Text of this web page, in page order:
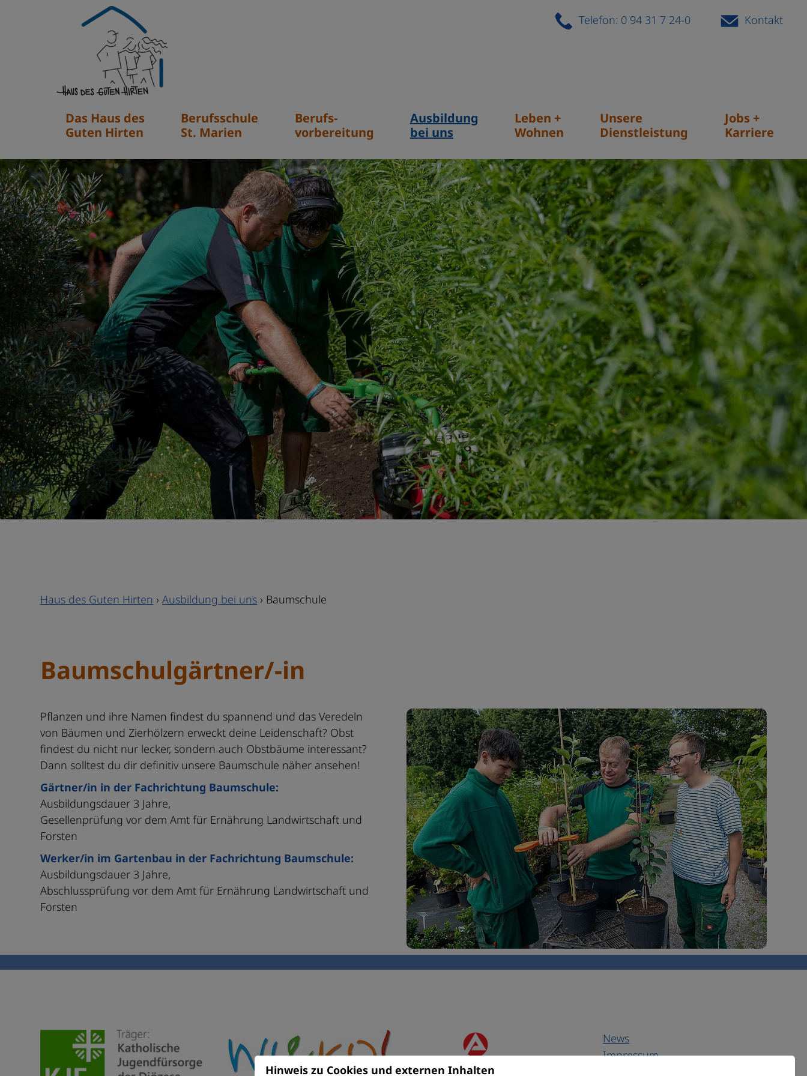
Telefon: 0 94 31 7 24-0 Kontakt
Hauptnavigation
Das Haus des
Guten Hirten
Berufsschule
St. Marien
Berufs-
vorbereitung
Ausbildung
bei uns
Leben +
Wohnen
Unsere
Dienstleistung
Jobs +
Karriere
Haus des Guten Hirten › Ausbildung bei uns › Baumschule
Baumschulgärtner/-in
Pflanzen und ihre Namen findest du spannend und das Veredeln
von Bäumen und Zierhölzern erweckt deine Leidenschaft? Obst
findest du nicht nur lecker, sondern auch Obstbäume interessant?
Dann solltest du dir definitiv unsere Baumschule näher ansehen!
Gärtner/in in der Fachrichtung Baumschule:
Ausbildungsdauer 3 Jahre,
Gesellenprüfung vor dem Amt für Ernährung Landwirtschaft und
Forsten
Werker/in im Gartenbau in der Fachrichtung Baumschule:
Ausbildungsdauer 3 Jahre,
Abschlussprüfung vor dem Amt für Ernährung Landwirtschaft und
Forsten
News
Impressum
Hinweis zu Cookies und externen Inhalten